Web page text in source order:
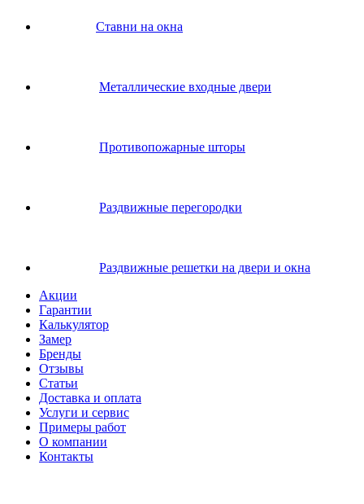
Ставни на окна
Металлические входные двери
Противопожарные шторы
Раздвижные перегородки
Раздвижные решетки на двери и окна
Акции
Гарантии
Калькулятор
Замер
Бренды
Отзывы
Статьи
Доставка и оплата
Услуги и сервис
Примеры работ
О компании
Контакты